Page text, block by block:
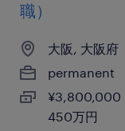
職）
大阪, 大阪府
permanent
¥3,800,000
450万円